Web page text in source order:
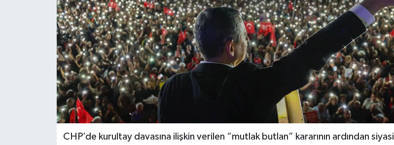
CHP’de kurultay davasına ilişkin verilen “mutlak butlan” kararının ardından siyasi